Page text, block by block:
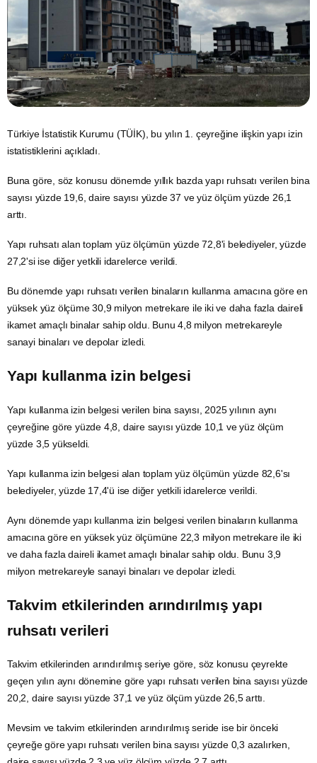
Türkiye İstatistik Kurumu (TÜİK), bu yılın 1. çeyreğine ilişkin yapı izin
istatistiklerini açıkladı.
Buna göre, söz konusu dönemde yıllık bazda yapı ruhsatı verilen bina
sayısı yüzde 19,6, daire sayısı yüzde 37 ve yüz ölçüm yüzde 26,1
arttı.
Yapı ruhsatı alan toplam yüz ölçümün yüzde 72,8'i belediyeler, yüzde
27,2'si ise diğer yetkili idarelerce verildi.
Bu dönemde yapı ruhsatı verilen binaların kullanma amacına göre en
yüksek yüz ölçüme 30,9 milyon metrekare ile iki ve daha fazla daireli
ikamet amaçlı binalar sahip oldu. Bunu 4,8 milyon metrekareyle
sanayi binaları ve depolar izledi.
Yapı kullanma izin belgesi
Yapı kullanma izin belgesi verilen bina sayısı, 2025 yılının aynı
çeyreğine göre yüzde 4,8, daire sayısı yüzde 10,1 ve yüz ölçüm
yüzde 3,5 yükseldi.
Yapı kullanma izin belgesi alan toplam yüz ölçümün yüzde 82,6'sı
belediyeler, yüzde 17,4'ü ise diğer yetkili idarelerce verildi.
Aynı dönemde yapı kullanma izin belgesi verilen binaların kullanma
amacına göre en yüksek yüz ölçümüne 22,3 milyon metrekare ile iki
ve daha fazla daireli ikamet amaçlı binalar sahip oldu. ​​​​​​​Bunu 3,9
milyon metrekareyle sanayi binaları ve depolar izledi.
Takvim etkilerinden arındırılmış yapı
ruhsatı verileri
Takvim etkilerinden arındırılmış seriye göre, söz konusu çeyrekte
geçen yılın aynı dönemine göre yapı ruhsatı verilen bina sayısı yüzde
20,2, daire sayısı yüzde 37,1 ve yüz ölçüm yüzde 26,5 arttı.
Mevsim ve takvim etkilerinden arındırılmış seride ise bir önceki
çeyreğe göre yapı ruhsatı verilen bina sayısı yüzde 0,3 azalırken,